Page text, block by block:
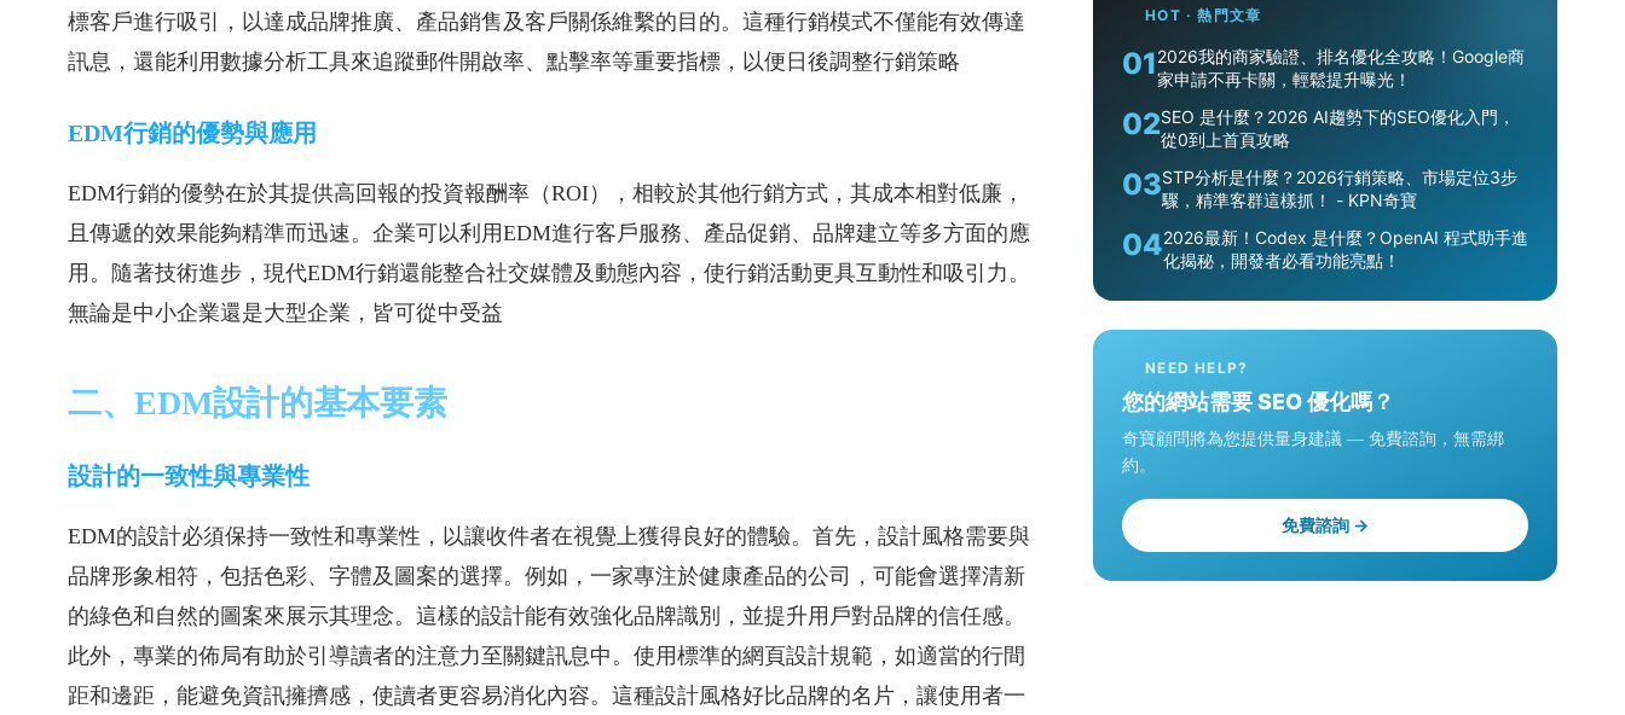
標客戶進行吸引，以達成品牌推廣、產品銷售及客戶關係維繫的目的。這種行銷模式不僅能有效傳達
訊息，還能利用數據分析工具來追蹤郵件開啟率、點擊率等重要指標，以便日後調整行銷策略
EDM行銷的優勢與應用
EDM行銷的優勢在於其提供高回報的投資報酬率（ROI），相較於其他行銷方式，其成本相對低廉，
且傳遞的效果能夠精準而迅速。企業可以利用EDM進行客戶服務、產品促銷、品牌建立等多方面的應
用。隨著技術進步，現代EDM行銷還能整合社交媒體及動態內容，使行銷活動更具互動性和吸引力。
無論是中小企業還是大型企業，皆可從中受益
二、EDM設計的基本要素
設計的一致性與專業性
EDM的設計必須保持一致性和專業性，以讓收件者在視覺上獲得良好的體驗。首先，設計風格需要與
品牌形象相符，包括色彩、字體及圖案的選擇。例如，一家專注於健康產品的公司，可能會選擇清新
的綠色和自然的圖案來展示其理念。這樣的設計能有效強化品牌識別，並提升用戶對品牌的信任感。
此外，專業的佈局有助於引導讀者的注意力至關鍵訊息中。使用標準的網頁設計規範，如適當的行間
距和邊距，能避免資訊擁擠感，使讀者更容易消化內容。這種設計風格好比品牌的名片，讓使用者一
HOT · 熱門文章
012026我的商家驗證、排名優化全攻略！Google商
家申請不再卡關，輕鬆提升曝光！
02SEO 是什麼？2026 AI趨勢下的SEO優化入門，
從0到上首頁攻略
03STP分析是什麼？2026行銷策略、市場定位3步
驟，精準客群這樣抓！ - KPN奇寶
042026最新！Codex 是什麼？OpenAI 程式助手進
化揭秘，開發者必看功能亮點！
NEED HELP?
您的網站需要 SEO 優化嗎？
奇寶顧問將為您提供量身建議 — 免費諮詢，無需綁
約。
免費諮詢 →